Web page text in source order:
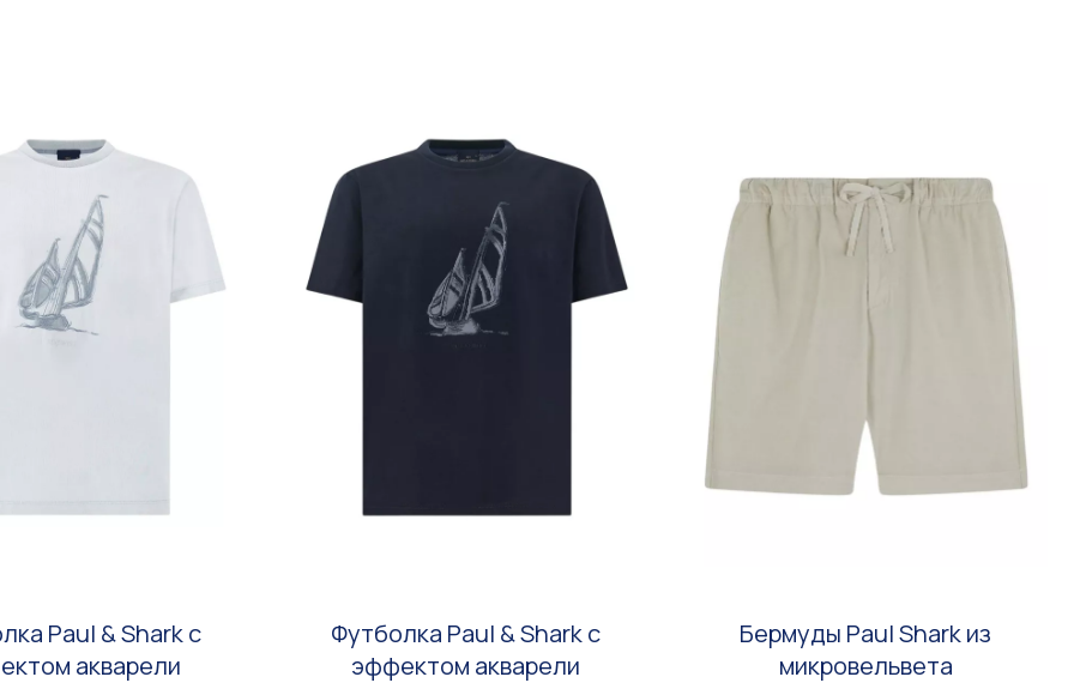
Paul & Shark с
акварели
Футболка Paul & Shark с
эффектом акварели
Бермуды Paul Shark из
микровельвета